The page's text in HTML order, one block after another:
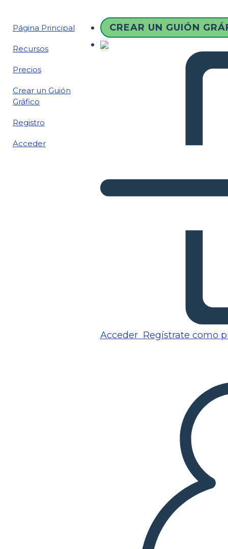
Página Principal
Recursos
Precios
Crear un Guión
Gráfico
Registro
Acceder
CREAR UN GUIÓN
Acceder Regístrate como